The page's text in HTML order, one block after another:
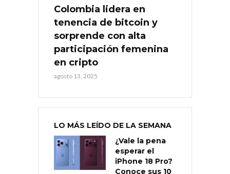
Colombia lidera en
tenencia de bitcoin y
sorprende con alta
participación femenina
en cripto
agosto 13, 2025
LO MÁS LEÍDO DE LA SEMANA
¿Vale la pena
esperar el
iPhone 18 Pro?
Conoce sus 10